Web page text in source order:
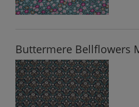
Buttermere Bellflowers